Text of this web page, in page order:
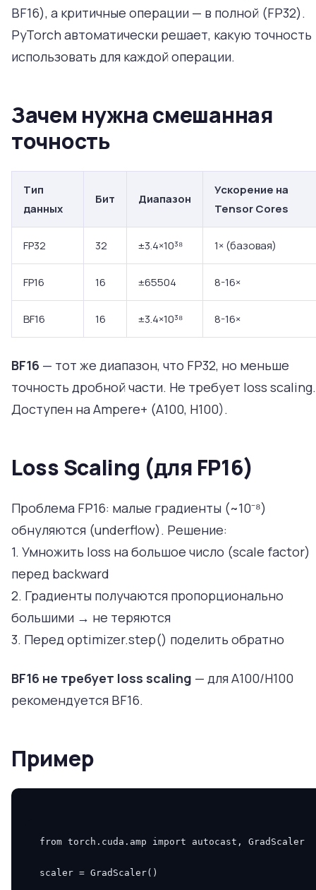
BF16), а критичные операции — в полной (FP32).
PyTorch автоматически решает, какую точность
использовать для каждой операции.
Зачем нужна смешанная
точность
Тип
данных
Бит Диапазон
Ускорение на
Tensor Cores
FP32 32 ±3.4×10³⁸ 1× (базовая)
FP16 16 ±65504 8-16×
BF16 16 ±3.4×10³⁸ 8-16×
BF16 — тот же диапазон, что FP32, но меньше
точность дробной части. Не требует loss scaling.
Доступен на Ampere+ (A100, H100).
Loss Scaling (для FP16)
Проблема FP16: малые градиенты (~10⁻⁸)
обнуляются (underflow). Решение:
1. Умножить loss на большое число (scale factor)
перед backward
2. Градиенты получаются пропорционально
большими → не теряются
3. Перед optimizer.step() поделить обратно
BF16 не требует loss scaling — для A100/H100
рекомендуется BF16.
Пример
from torch.cuda.amp import autocast , GradScaler
scaler = GradScaler()